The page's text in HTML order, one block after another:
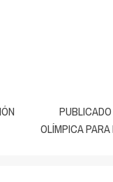
OLÍMPICA